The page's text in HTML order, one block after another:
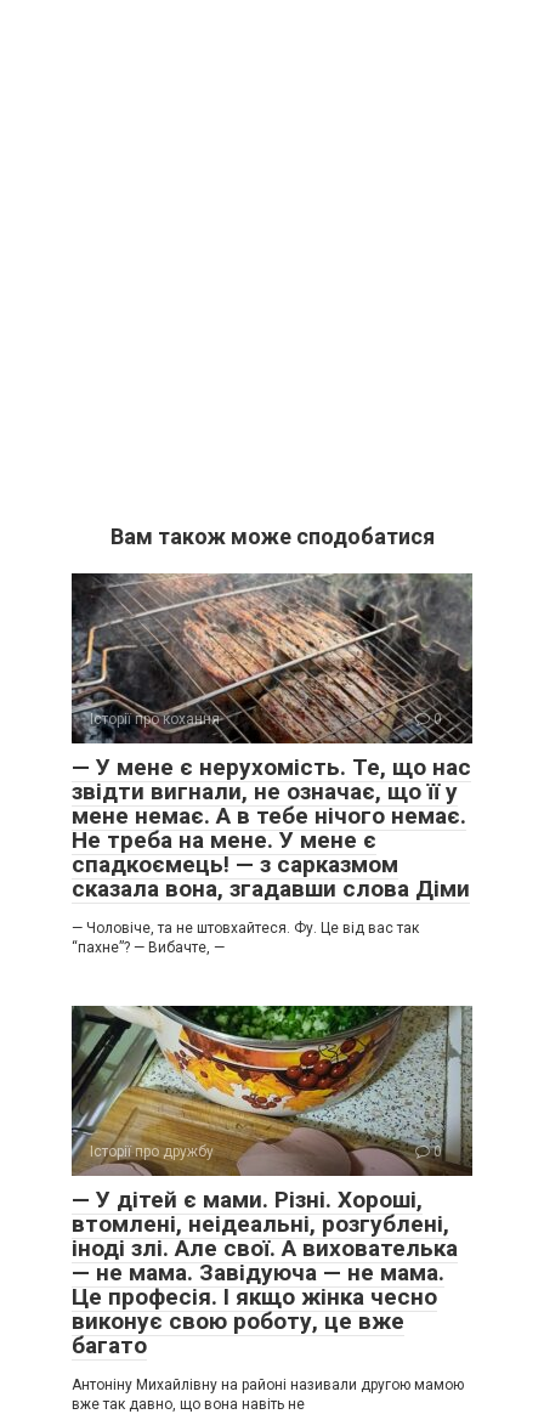
Вам також може сподобатися
Історії про кохання 0
​— У мене є нерухомість. Те, що нас
звідти вигнали, не означає, що її у
мене немає. А в тебе нічого немає.
Не треба на мене. У мене є
спадкоємець! — з сарказмом
сказала вона, згадавши слова Діми
​— Чоловіче, та не штовхайтеся. Фу. Це від вас так
“пахне”? ​— Вибачте, —
Історії про дружбу 0
— У дітей є мами. Різні. Хороші,
втомлені, неідеальні, розгублені,
іноді злі. Але свої. А вихователька
— не мама. Завідуюча — не мама.
Це професія. І якщо жінка чесно
виконує свою роботу, це вже
багато
Антоніну Михайлівну на районі називали другою мамою
вже так давно, що вона навіть не